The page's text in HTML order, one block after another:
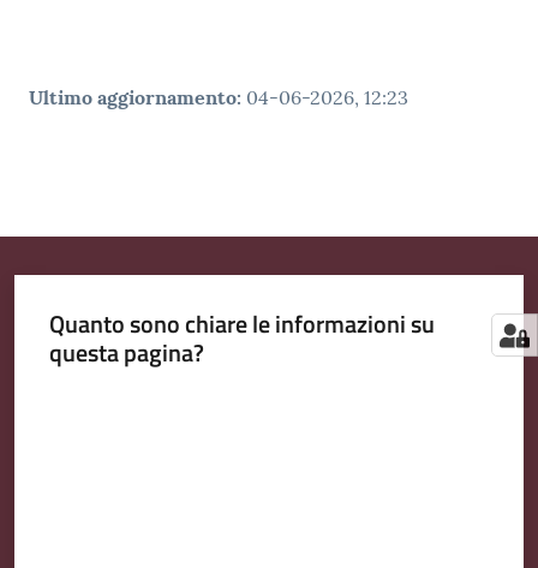
Ultimo aggiornamento: 04-06-2026, 12:23
Quanto sono chiare le informazioni su
questa pagina?